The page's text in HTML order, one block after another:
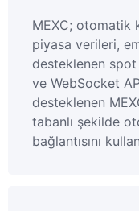
MEXC; otomatik
piyasa verileri,
desteklenen spot
ve WebSocket
desteklenen
tabanlı şekilde
bağlantısını